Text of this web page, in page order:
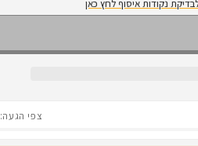
נקודות איסוף לחץ כאן
צפי הגעה: